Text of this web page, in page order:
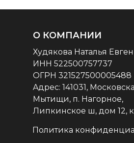
Политика
Худякова Наталья
ИНН 522500757737
ОГРН 321527500005488
Aдрес: 141031,
Мытищи, п. Нагорное,
Липкинское ш, дом 12,
О КОМПАНИИ